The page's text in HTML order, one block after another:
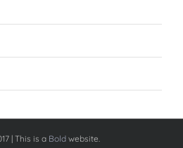
| This is a Boldwebsite.